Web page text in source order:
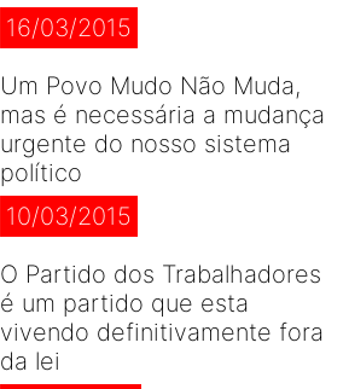
16/03/2015
Um Povo Mudo Não Muda,
mas é necessária a mudança
urgente do nosso sistema
político
10/03/2015
O Partido dos Trabalhadores
é um partido que esta
vivendo definitivamente fora
da lei